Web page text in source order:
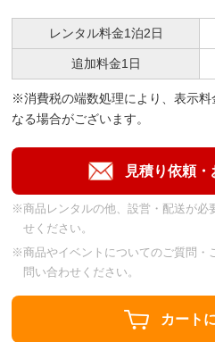
レンタル料金1泊2日
追加料金1日
※消費税の端数処理により、表示
なる場合がございます。
※商品レンタルの他、設営・配送が必
せください。
※商品やイベントについてのご質問・
問い合わせください。